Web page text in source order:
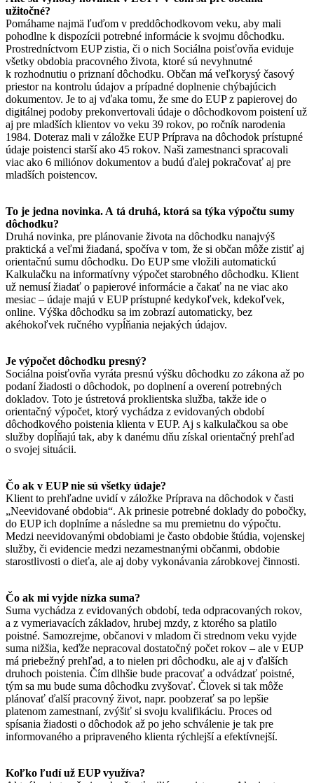
užitočné?
Pomáhame najmä ľuďom v preddôchodkovom veku, aby mali
pohodlne k dispozícii potrebné informácie k svojmu dôchodku.
Prostredníctvom EUP zistia, či o nich Sociálna poisťovňa eviduje
všetky obdobia pracovného života, ktoré sú nevyhnutné
k rozhodnutiu o priznaní dôchodku. Občan má veľkorysý časový
priestor na kontrolu údajov a prípadné doplnenie chýbajúcich
dokumentov. Je to aj vďaka tomu, že sme do EUP z papierovej do
digitálnej podoby prekonvertovali údaje o dôchodkovom poistení už
aj pre mladších klientov vo veku 39 rokov, po ročník narodenia
1984. Doteraz mali v záložke EUP Príprava na dôchodok prístupné
údaje poistenci starší ako 45 rokov. Naši zamestnanci spracovali
viac ako 6 miliónov dokumentov a budú ďalej pokračovať aj pre
mladších poistencov.
To je jedna novinka. A tá druhá, ktorá sa týka výpočtu sumy
dôchodku?
Druhá novinka, pre plánovanie života na dôchodku nanajvýš
praktická a veľmi žiadaná, spočíva v tom, že si občan môže zistiť aj
orientačnú sumu dôchodku. Do EUP sme vložili automatickú
Kalkulačku na informatívny výpočet starobného dôchodku. Klient
už nemusí žiadať o papierové informácie a čakať na ne viac ako
mesiac – údaje majú v EUP prístupné kedykoľvek, kdekoľvek,
online. Výška dôchodku sa im zobrazí automaticky, bez
akéhokoľvek ručného vypĺňania nejakých údajov.
Je výpočet dôchodku presný?
Sociálna poisťovňa vyráta presnú výšku dôchodku zo zákona až po
podaní žiadosti o dôchodok, po doplnení a overení potrebných
dokladov. Toto je ústretová proklientska služba, takže ide o
orientačný výpočet, ktorý vychádza z evidovaných období
dôchodkového poistenia klienta v EUP. Aj s kalkulačkou sa obe
služby dopĺňajú tak, aby k danému dňu získal orientačný prehľad
o svojej situácii.
Čo ak v EUP nie sú všetky údaje?
Klient to prehľadne uvidí v záložke Príprava na dôchodok v časti
„Neevidované obdobia“. Ak prinesie potrebné doklady do pobočky,
do EUP ich doplníme a následne sa mu premietnu do výpočtu.
Medzi neevidovanými obdobiami je často obdobie štúdia, vojenskej
služby, či evidencie medzi nezamestnanými občanmi, obdobie
starostlivosti o dieťa, ale aj doby vykonávania zárobkovej činnosti.
Čo ak mi vyjde nízka suma?
Suma vychádza z evidovaných období, teda odpracovaných rokov,
a z vymeriavacích základov, hrubej mzdy, z ktorého sa platilo
poistné. Samozrejme, občanovi v mladom či strednom veku vyjde
suma nižšia, keďže nepracoval dostatočný počet rokov – ale v EUP
má priebežný prehľad, a to nielen pri dôchodku, ale aj v ďalších
druhoch poistenia. Čím dlhšie bude pracovať a odvádzať poistné,
tým sa mu bude suma dôchodku zvyšovať. Človek si tak môže
plánovať ďalší pracovný život, napr. poobzerať sa po lepšie
platenom zamestnaní, zvýšiť si svoju kvalifikáciu. Proces od
spísania žiadosti o dôchodok až po jeho schválenie je tak pre
informovaného a pripraveného klienta rýchlejší a efektívnejší.
Koľko ľudí už EUP využíva?